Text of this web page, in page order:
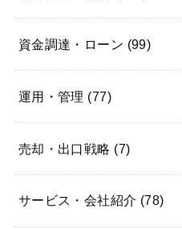
資金調達・ローン (99)
運用・管理 (77)
売却・出口戦略 (7)
サービス・会社紹介 (78)